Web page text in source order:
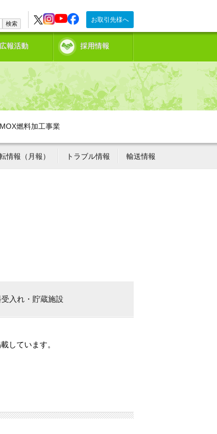
お取引先様へ
検索
広報活動 採用情報
MOX燃料加工事業
情報（月報） トラブル情報 輸送情報
受入れ・貯蔵施設
しています。